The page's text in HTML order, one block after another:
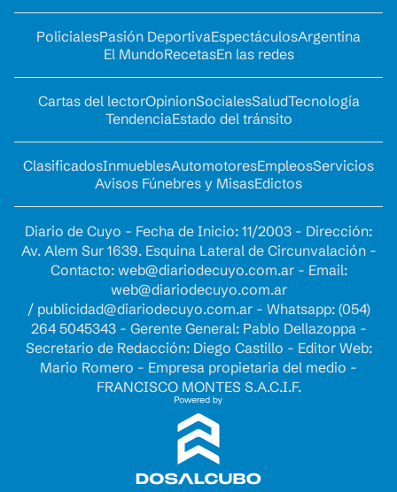
PolicialesPasión DeportivaEspectáculosArgentina
El MundoRecetasEn las redes
Cartas del lectorOpinionSocialesSaludTecnología
TendenciaEstado del tránsito
ClasificadosInmueblesAutomotoresEmpleosServicios
Avisos Fúnebres y MisasEdictos
Diario de Cuyo - Fecha de Inicio: 11/2003 - Dirección:
Av. Alem Sur 1639. Esquina Lateral de Circunvalación -
Contacto: web@diariodecuyo.com.ar- Email:
web@diariodecuyo.com.ar
/ publicidad@diariodecuyo.com.ar- Whatsapp: (054)
264 5045343 - Gerente General: Pablo Dellazoppa -
Secretario de Redacción: Diego Castillo - Editor Web:
Mario Romero - Empresa propietaria del medio -
FRANCISCO MONTES S.A.C.I.F.